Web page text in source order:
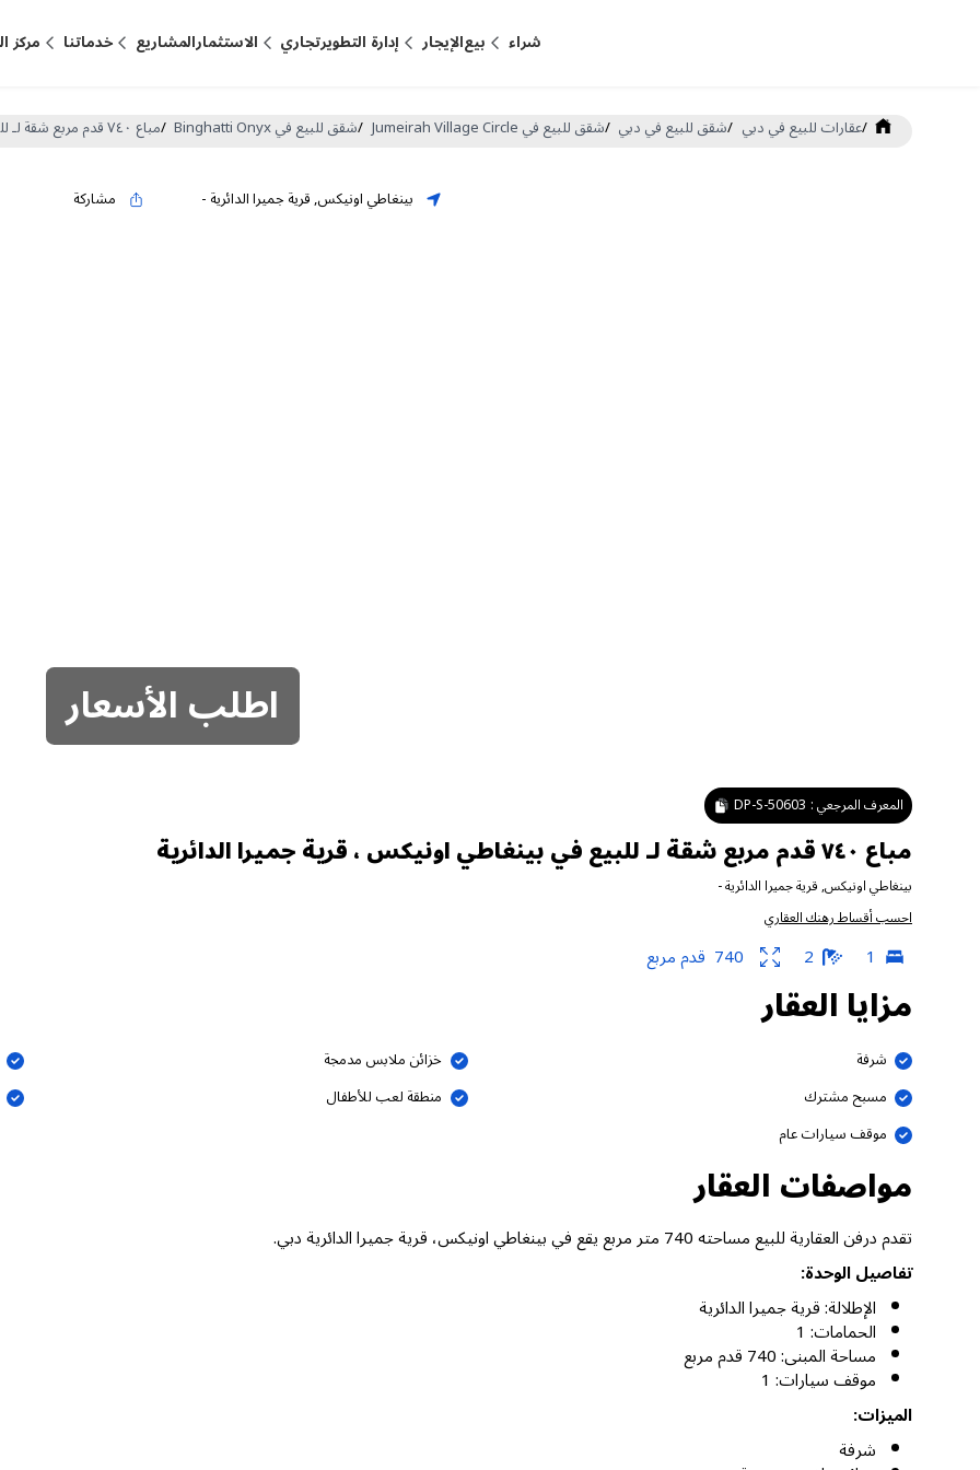
شراء بيعالإيجار إدارة التطويرتجاري الاستثمارالمشاريع خدماتنا مركز
/عقارات للبيع في دبي /شقق للبيع في دبي /شقق للبيع في Jumeirah Village Circle /شقق للبيع في Binghatti Onyx /مباع ٧٤٠ قدم مربع شقة لـ للبيع في بينغاطي اونيكس ، قرية جميرا الدائرية (DP-S-50603)
بينغاطي اونيكس,قرية جميرا الدائرية- مشاركة
اطلب الأسعار
المعرف المرجعي : DP-S-50603
مباع ٧٤٠ قدم مربع شقة لـ للبيع في بينغاطي اونيكس ، قرية جميرا الدائرية
بينغاطي اونيكس,قرية جميرا الدائرية-
احسب أقساط رهنك العقاري
1
2
740 قدم مربع
مزايا العقار
شرفة
خزائن ملابس مدمجة
مسبح مشترك
منطقة لعب للأطفال
موقف سيارات عام
مواصفات العقار
تقدم درفن العقارية للبيع مساحته 740 متر مربع يقع في بينغاطي اونيكس، قرية جميرا الدائرية دبي.
تفاصيل الوحدة:
الإطلالة: قرية جميرا الدائرية
الحمامات: 1
مساحة المبنى: 740 قدم مربع
موقف سيارات: 1
الميزات:
شرفة